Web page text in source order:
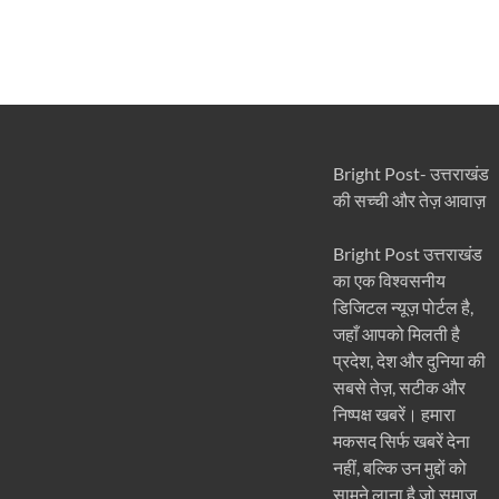
Bright Post- उत्तराखंड
की सच्ची और तेज़ आवाज़
Bright Post उत्तराखंड
का एक विश्वसनीय
डिजिटल न्यूज़ पोर्टल है,
जहाँ आपको मिलती है
प्रदेश, देश और दुनिया की
सबसे तेज़, सटीक और
निष्पक्ष खबरें। हमारा
मकसद सिर्फ खबरें देना
नहीं, बल्कि उन मुद्दों को
सामने लाना है जो समाज,